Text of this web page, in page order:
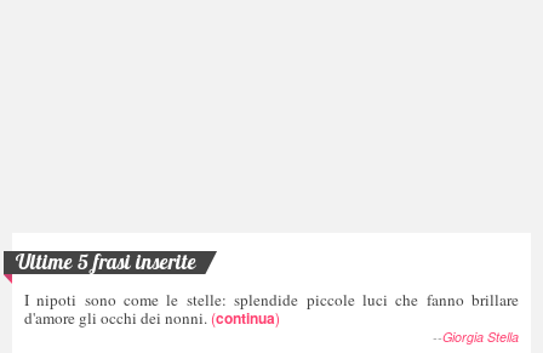
Ultime 5 frasi inserite
I nipoti sono come le stelle: splendide piccole luci che fanno brillare
d'amore gli occhi dei nonni. (continua)
--Giorgia Stella